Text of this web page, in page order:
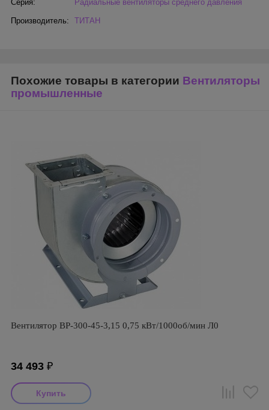
Серия: Радиальные вентиляторы среднего давления
Производитель: ТИТАН
Похожие товары в категории Вентиляторы
промышленные
Вентилятор ВР-300-45-3,15 0,75 кВт/1000об/мин Л0
34 493 ₽